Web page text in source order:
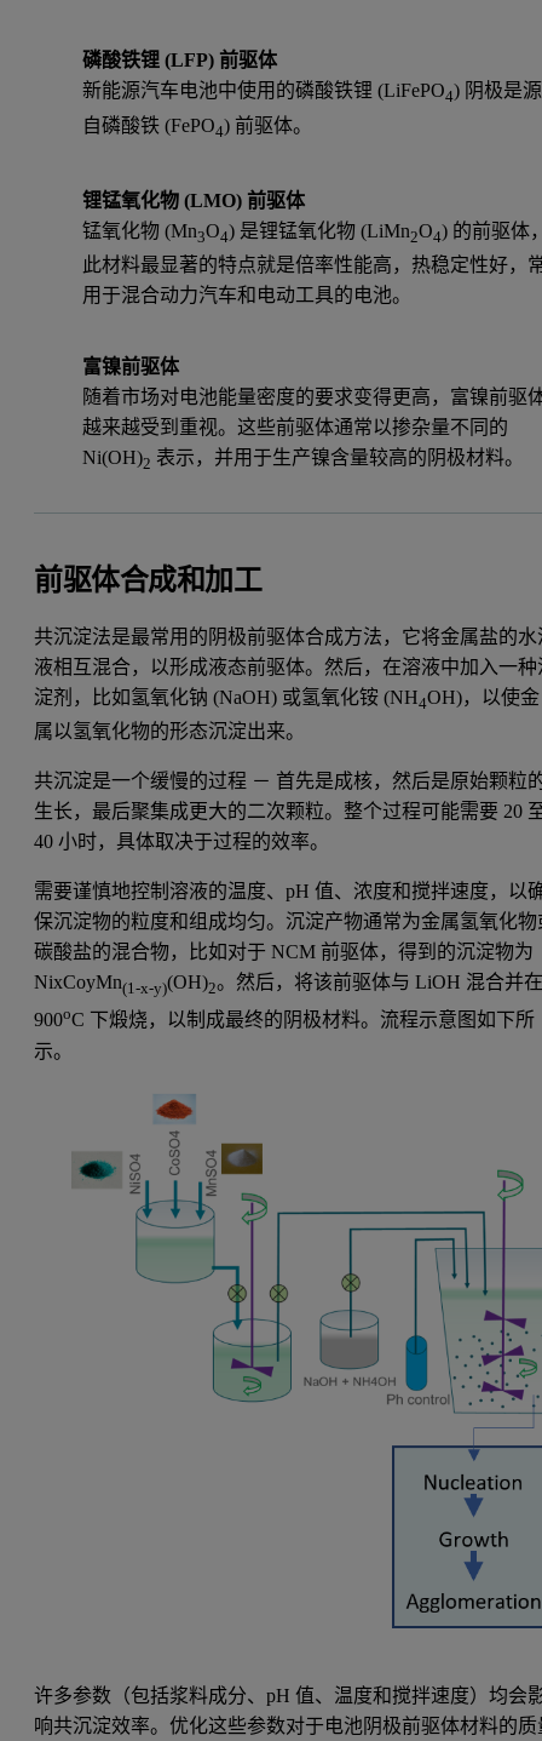
磷酸铁锂 (LFP) 前驱体
新能源汽车电池中使用的磷酸铁锂 (LiFePO4) 阴极是源
自磷酸铁 (FePO4) 前驱体。
锂锰氧化物 (LMO) 前驱体
锰氧化物 (Mn3O4) 是锂锰氧化物 (LiMn2O4) 的前驱体
此材料最显著的特点就是倍率性能高，热稳定性好，
用于混合动力汽车和电动工具的电池。
富镍前驱体
随着市场对电池能量密度的要求变得更高，富镍前驱
越来越受到重视。这些前驱体通常以掺杂量不同的
Ni(OH)2 表示，并用于生产镍含量较高的阴极材料。
前驱体合成和加工
共沉淀法是最常用的阴极前驱体合成方法，它将金属盐的水
液相互混合，以形成液态前驱体。然后，在溶液中加入一种
淀剂，比如氢氧化钠 (NaOH) 或氢氧化铵 (NH4OH)，以使金
属以氢氧化物的形态沉淀出来。
共沉淀是一个缓慢的过程 － 首先是成核，然后是原始颗粒
生长，最后聚集成更大的二次颗粒。整个过程可能需要 20
40 小时，具体取决于过程的效率。
需要谨慎地控制溶液的温度、pH 值、浓度和搅拌速度，以
保沉淀物的粒度和组成均匀。沉淀产物通常为金属氢氧化物
碳酸盐的混合物，比如对于 NCM 前驱体，得到的沉淀物为
NixCoyMn(1-x-y)(OH)2。然后，将该前驱体与 LiOH 混合并
900oC 下煅烧，以制成最终的阴极材料。流程示意图如下所
示。
许多参数（包括浆料成分、pH 值、温度和搅拌速度）均会
响共沉淀效率。优化这些参数对于电池阴极前驱体材料的质